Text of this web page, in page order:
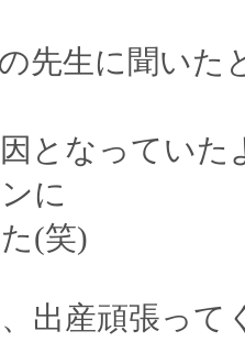
先生に聞い
となっていた
に
(笑)
出産頑張って